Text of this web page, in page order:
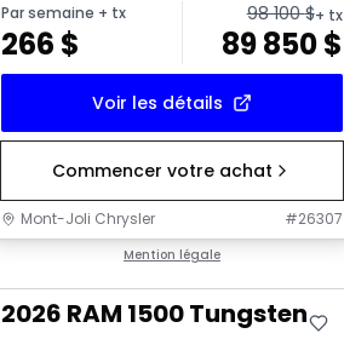
Par semaine + tx
266 $
98 100$+ tx
89 850$
Voir les détails
Commencer votre achat
Mont-Joli Chrysler #26307
Mention légale
2026 RAM 1500 Tungsten